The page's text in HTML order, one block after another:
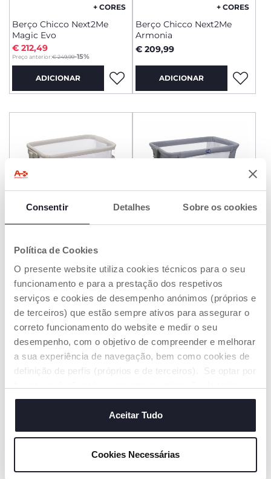
Consentir Detalhes Sobre os cookies
Política de Cookies
O presente website utiliza cookies técnicos para o seu
funcionamento e para a prestação dos respetivos
serviços e cookies de desempenho anónimos (próprios e
de terceiros) que estão sempre ativos para assegurar o
correto funcionamento do website e medir o seu
desempenho, com o objetivo de compreender e melhorar
a sua experiência de navegação, bem como cookies de
definição de perfis (próprios e de terceiros). Se optar por
cookies. Se quiser saber mais, alterar ou revogar o
consentimento de todos ou de alguns cookies, clique em
"mostrar detalhes". Ao fechar este aviso, está a
são necessários e essenciais para garantir o
funcionamento desta página.
Aceitar Tudo
Cookies Necessárias
+ CORES
Berço Chicco Next2Me
Magic Evo
Preço anterior:€ 249,99-15%
to
€ 212,49
ADICIONAR
+ CORES
Berço Chicco Next2Me
Armonia
€ 209,99
ADICIONAR
Berço Chicco Next2Me
Armonia
€ 209,99
ADICIONAR
Essential
€ 159,99